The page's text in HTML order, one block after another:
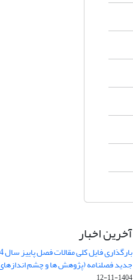
آخرین اخبار
جدید فصلنامه (پژوهش ها و چشم